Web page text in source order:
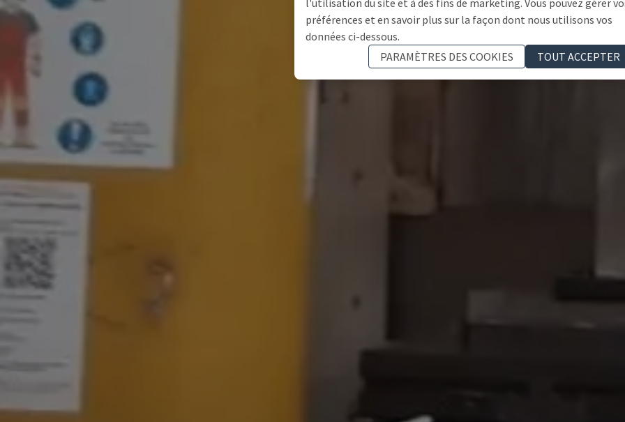
l'utilisation du site et à des fins de marketing. Vous pouvez gérer
préférences et en savoir plus sur la façon dont nous utilisons vos
données ci-dessous.
PARAMÈTRES DES COOKIES
TOUT ACCEPTER